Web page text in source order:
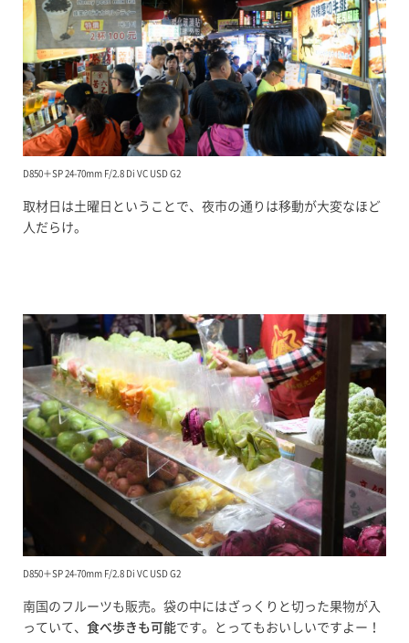
D850＋SP 24-70mm F/2.8 Di VC USD G2
取材日は土曜日ということで、夜市の通りは移動が大変なほど
人だらけ。
D850＋SP 24-70mm F/2.8 Di VC USD G2
南国のフルーツも販売。袋の中にはざっくりと切った果物が入
っていて、 食べ歩きも可能です。とってもおいしいですよー！